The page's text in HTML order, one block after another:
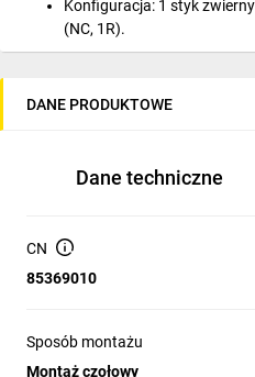
Konfiguracja: 1 styk
(NC, 1R).
Wymiary: głębokość 40
elektrycznych i 12000 cykli
Zakres temperatur pracy i
DANE PRODUKTOWE
Dane techniczne
CN
85369010
Sposób montażu
Montaż czołowy